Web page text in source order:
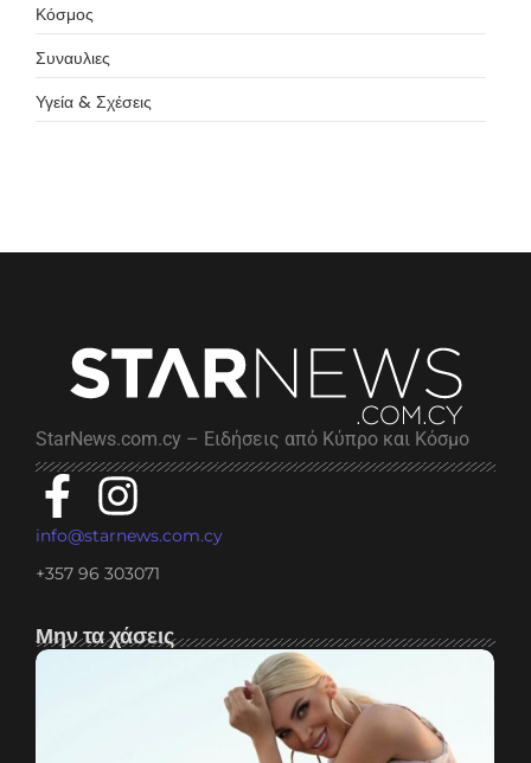
Κόσμος
Συναυλιες
Υγεία & Σχέσεις
StarNews.com.cy – Ειδήσεις από Κύπρο και Κόσμο
info@starnews.com.cy
+357 96 303071
Μην τα χάσεις